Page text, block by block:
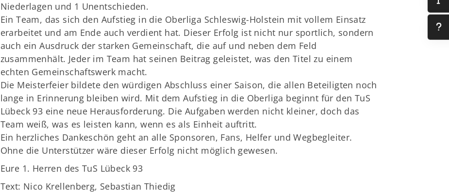
Niederlagen und 1 Unentschieden.
Ein Team, das sich den Aufstieg in die Oberliga Schleswig-Holstein mit vollem Einsatz
erarbeitet und am Ende auch verdient hat. Dieser Erfolg ist nicht nur sportlich, sondern
auch ein Ausdruck der starken Gemeinschaft, die auf und neben dem Feld
zusammenhält. Jeder im Team hat seinen Beitrag geleistet, was den Titel zu einem
echten Gemeinschaftswerk macht.
Die Meisterfeier bildete den würdigen Abschluss einer Saison, die allen Beteiligten noch
lange in Erinnerung bleiben wird. Mit dem Aufstieg in die Oberliga beginnt für den TuS
Lübeck 93 eine neue Herausforderung. Die Aufgaben werden nicht kleiner, doch das
Team weiß, was es leisten kann, wenn es als Einheit auftritt.
Ein herzliches Dankeschön geht an alle Sponsoren, Fans, Helfer und Wegbegleiter.
Ohne die Unterstützer wäre dieser Erfolg nicht möglich gewesen.
Eure 1. Herren des TuS Lübeck 93
Text: Nico Krellenberg, Sebastian Thiedig